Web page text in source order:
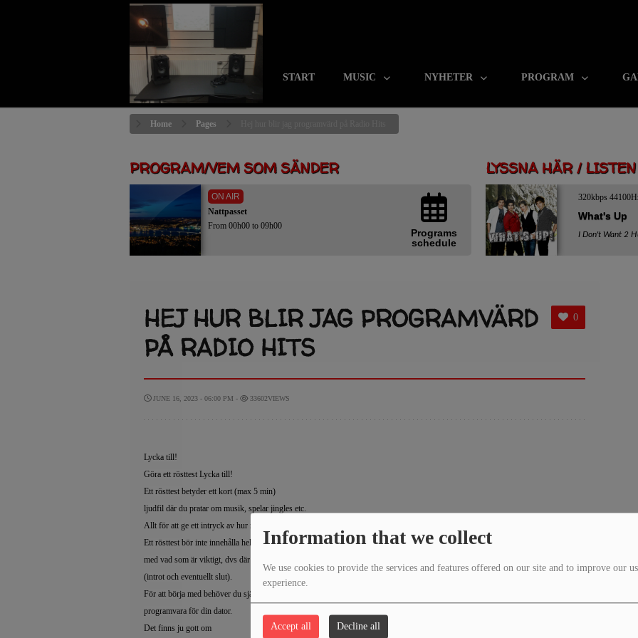
Information that we collect
We use cookies to provide the services and features offered on our site and to improve our
experience.
Accept all Decline all
START MUSIC NYHETER PROGRAM
Home Pages
PROGRAM/VEM SOM SÄNDER
ON AIR
Nattpasset
From 00h00 to 09h00
Programs
schedule
LYSSNA HÄR /
320kbps
What's Up
I Don't Want 2
0
HEJ HUR BLIR JAG PROGRAMVÄRD
PÅ RADIO HITS
JUNE 16, 2023 - 06:00 PM - 33602VIEWS
Lycka till!
Göra ett rösttest Lycka till!
Ett rösttest betyder ett kort (max 5 min)
ljudfil där du pratar om musik, spelar jingles etc.
Allt för att ge ett intryck av hur man uppför sig i en radiosändning.
Ett rösttest bör inte innehålla hela låtar, men bara ta
med vad som är viktigt, dvs där du pratar om musiken
(introt och eventuellt slut).
För att börja med behöver du självklart rätt maskinvara och
programvara för din dator.
Det finns ju gott om